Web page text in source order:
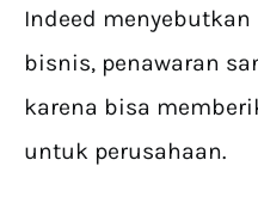
Indeed
bisnis, penawaran
karena bisa
untuk perusahaan.